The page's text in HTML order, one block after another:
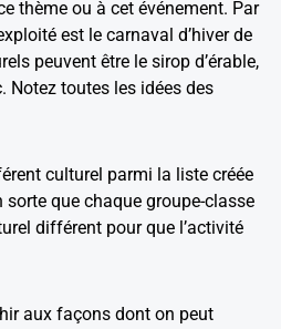
thème ou à cet événement. Par
est le carnaval d’hiver de
peuvent être le sirop d’érable,
Notez toutes les idées des
culturel parmi la liste créée
sorte que chaque groupe-classe
différent pour que l’activité
aux façons dont on peut